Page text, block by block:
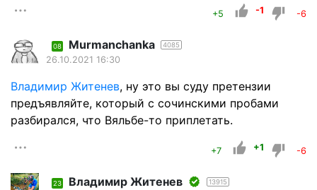
+5 -1 -6
08 Murmanchanka 4085
26.10.2021 16:30
Владимир Житенев, ну это вы суду претензии
предъявляйте, который с сочинскими пробами
разбирался, что Вяльбе-то приплетать.
+7 +1 -6
23 Владимир Житенев 13915